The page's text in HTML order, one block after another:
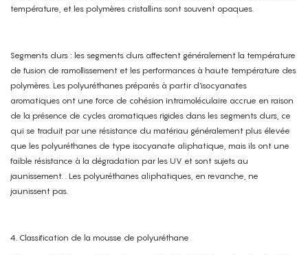
température, et les polymères cristallins sont souvent opaques.
Segments durs : les segments durs affectent généralement la température
de fusion de ramollissement et les performances à haute température des
polymères. Les polyuréthanes préparés à partir d'isocyanates
aromatiques ont une force de cohésion intramoléculaire accrue en raison
de la présence de cycles aromatiques rigides dans les segments durs, ce
qui se traduit par une résistance du matériau généralement plus élevée
que les polyuréthanes de type isocyanate aliphatique, mais ils ont une
faible résistance à la dégradation par les UV et sont sujets au
jaunissement. . Les polyuréthanes aliphatiques, en revanche, ne
jaunissent pas.
4. Classification de la mousse de polyuréthane